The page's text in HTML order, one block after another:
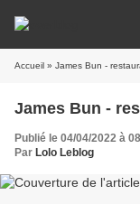
Accueil » James Bun -
James Bun -
Publié le 04/04/2022 à
Par Lolo Leblog